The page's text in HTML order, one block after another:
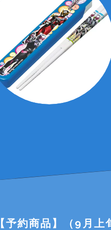
【予約商品】（9月